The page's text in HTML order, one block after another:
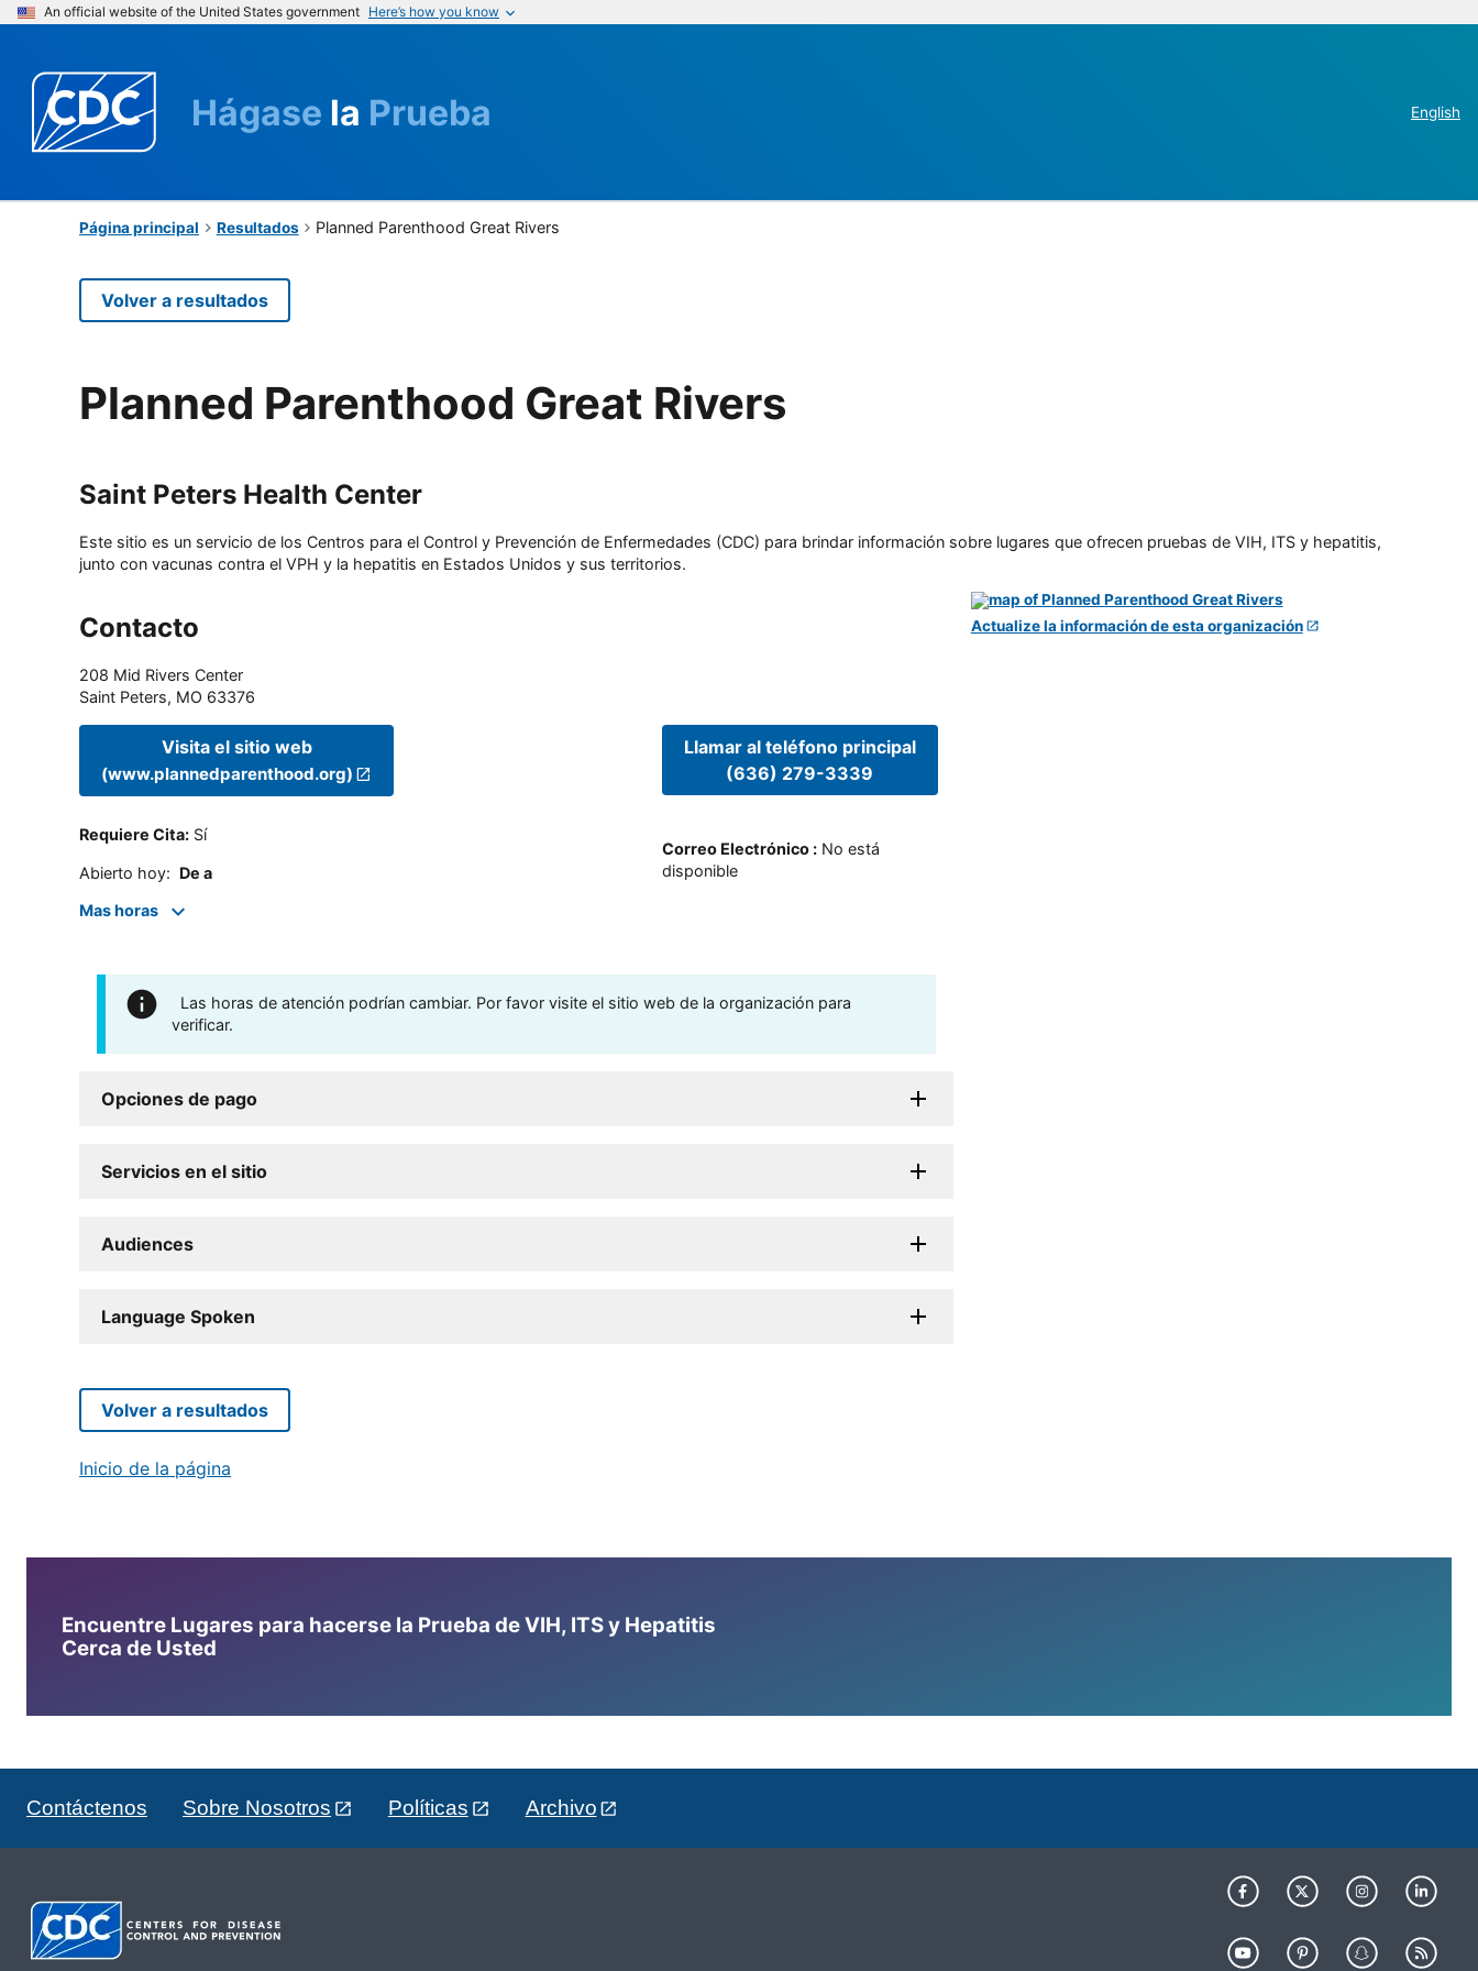
An official website of the United States government Here’s how you know
Hágase la Prueba English
Página principal Resultados Planned Parenthood Great Rivers
Volver a resultados
Planned Parenthood Great Rivers
Saint Peters Health Center
Este sitio es un servicio de los Centros para el Control y Prevención de Enfermedades (CDC) para brindar información sobre lugares que ofrecen pruebas de VIH, ITS y hepatitis,
junto con vacunas contra el VPH y la hepatitis en Estados Unidos y sus territorios.
Contacto
208 Mid Rivers Center
Saint Peters, MO 63376
Visita el sitio web
(www.plannedparenthood.org)
Requiere Cita: Sí
Abierto hoy: De a
Mas horas
Llamar al teléfono principal
(636) 279-3339
Correo Electrónico: No está
disponible
Las horas de atención podrían cambiar. Por favor visite el sitio web de la organización para
verificar.
Opciones de pago
Servicios en el sitio
Audiences
Language Spoken
Actualize la información de esta organización
Volver a resultados
Inicio de la página
Encuentre Lugares para hacerse la Prueba de VIH, ITS y Hepatitis
Cerca de Usted
Contáctenos Sobre Nosotros Políticas Archivo